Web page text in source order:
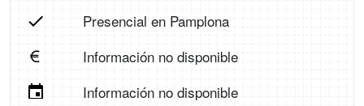
Presencial en Pamplona
Información no disponible
Información no disponible